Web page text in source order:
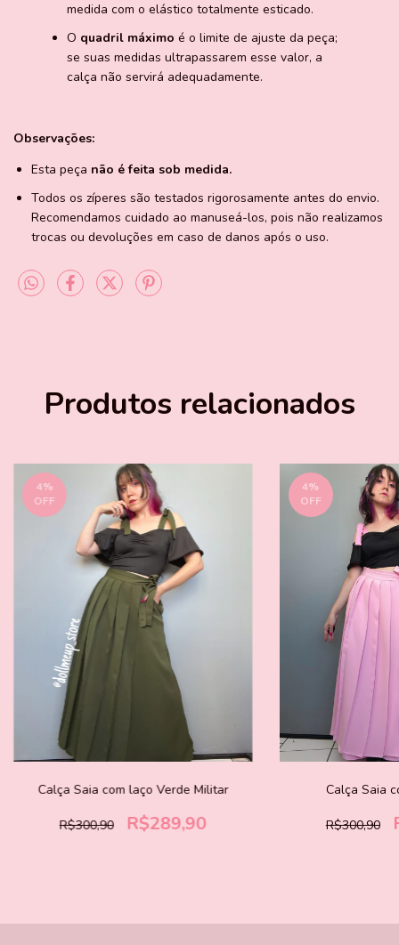
medida com o elástico totalmente esticado.
O quadril máximo é o limite de ajuste da peça;
se suas medidas ultrapassarem esse valor, a
calça não servirá adequadamente.
Observações:
Esta peça não é feita sob medida.
Todos os zíperes são testados rigorosamente antes do envio.
Recomendamos cuidado ao manuseá-los, pois não realizamos
trocas ou devoluções em caso de danos após o uso.
Produtos relacionados
4%
OFF
Calça Saia com laço Verde Militar
R$300,90 R$289,90
4%
OFF
Calça Saia
R$300,90